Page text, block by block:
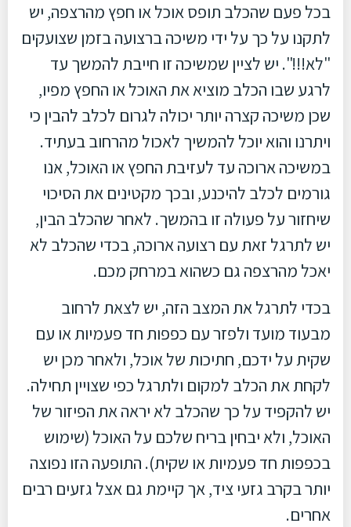
בכל פעם שהכלב תופס אוכל או חפץ מהרצפה, יש
לתקנו על כך על ידי משיכה ברצועה בזמן שצועקים
"לא!!!". יש לציין שמשיכה זו חייבת להמשך עד
לרגע שבו הכלב מוציא את האוכל או החפץ מפיו,
שכן משיכה קצרה יותר יכולה לגרום לכלב להבין כי
ויתרנו והוא יוכל להמשיך לאכול מהרחוב בעתיד.
במשיכה ארוכה עד לעזיבת החפץ או האוכל, אנו
גורמים לכלב להיכנע, ובכך מקטינים את הסיכוי
שיחזור על פעולה זו בהמשך. לאחר שהכלב הבין,
יש לתרגל זאת עם רצועה ארוכה, בכדי שהכלב לא
יאכל מהרצפה גם כשהוא במרחק מכם.
בכדי לתרגל את המצב הזה, יש לצאת לרחוב
מבעוד מועד ולפזר עם כפפות חד פעמיות או עם
שקית על ידכם, חתיכות של אוכל, ולאחר מכן יש
לקחת את הכלב למקום ולתרגל כפי שצויין תחילה.
יש להקפיד על כך שהכלב לא יראה את הפיזור של
האוכל, ולא יבחין בריח שלכם על האוכל (שימוש
בכפפות חד פעמיות או שקית). התופעה הזו נפוצה
יותר בקרב גזעי ציד, אך קיימת גם אצל גזעים רבים
אחרים.